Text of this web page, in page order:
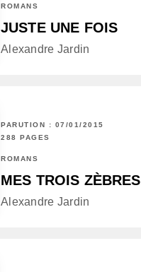
ROMANS
JUSTE UNE FOIS
Alexandre Jardin
PARUTION : 07/01/2015
288 PAGES
ROMANS
MES TROIS ZÈBRES
Alexandre Jardin